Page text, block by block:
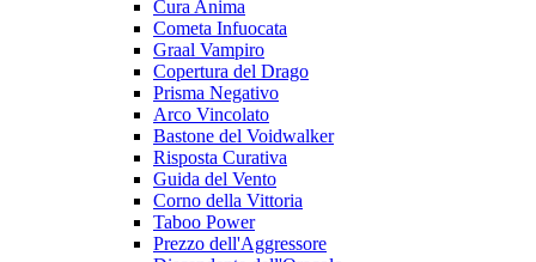
Cura Anima
Cometa Infuocata
Graal Vampiro
Copertura del Drago
Prisma Negativo
Arco Vincolato
Bastone del Voidwalker
Risposta Curativa
Guida del Vento
Corno della Vittoria
Taboo Power
Prezzo dell'Aggressore